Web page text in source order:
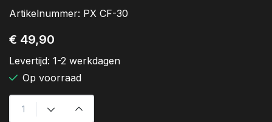
Artikelnummer: PX CF-30
€ 49,90
Levertijd: 1-2 werkdagen
Op voorraad